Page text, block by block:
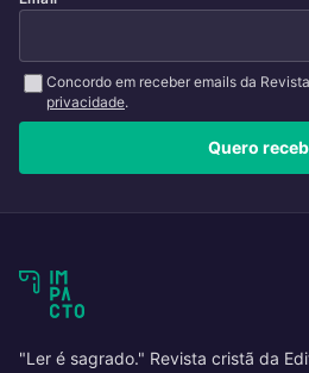
Concordo em receber emails da
privacidade.
Quero
"Ler é sagrado." Revista cristã da